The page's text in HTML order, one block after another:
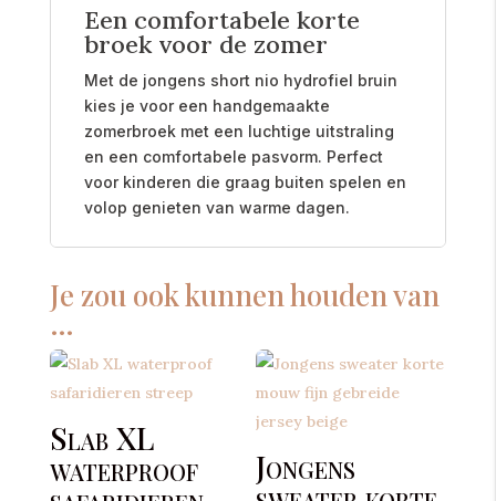
Een comfortabele korte
broek voor de zomer
Met de jongens short nio hydrofiel bruin
kies je voor een handgemaakte
zomerbroek met een luchtige uitstraling
en een comfortabele pasvorm. Perfect
voor kinderen die graag buiten spelen en
volop genieten van warme dagen.
Je zou ook kunnen houden van
…
Slab XL
waterproof Jongens